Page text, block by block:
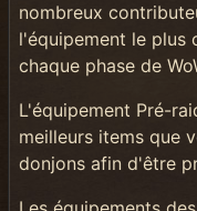
nombreux
l'équipement le plus
chaque phase de
L'équipement Pré-
meilleurs items que
donjons afin d'être